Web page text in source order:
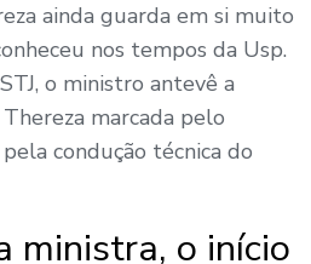
ainda guarda em si muito
nos tempos da Usp.
o ministro antevê a
marcada pelo
condução técnica do
ministra, o início